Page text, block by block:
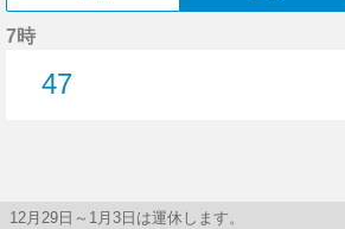
7時
47
12月29日～1月3日は運休します。